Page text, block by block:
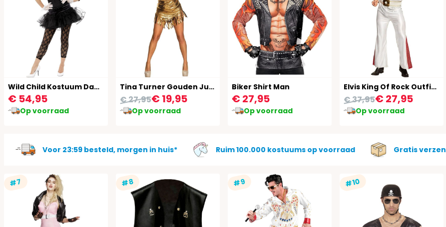
Wild Child Kostuum Dames
€ 54,95
Op voorraad
Tina Turner Gouden Jurkje Dames
€ 19,95
€ 27,95
Op voorraad
Biker Shirt Man
€ 27,95
Op voorraad
Elvis King Of Rock Outfit Wit
€ 27,95
€ 37,95
Op voorraad
Voor 23:59 besteld, morgen in huis* Ruim 100.000 kostuums op voorraad Gratis
#7 #8 #9 #10